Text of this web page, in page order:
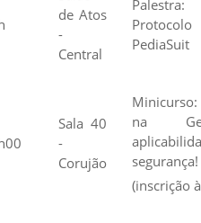
de Atos
-
Central
Palestra:
Protocolo
PediaSuit
Sala 40
-
Corujão
na
segurança!
(inscrição